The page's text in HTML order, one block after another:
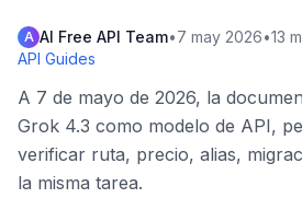
A AI Free API Team•7 may 2026•13
API Guides
A 7 de mayo de 2026, la
Grok 4.3 como modelo de API,
verificar ruta, precio, alias,
la misma tarea.